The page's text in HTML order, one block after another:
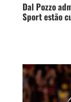
Dal Pozzo
Sport estão